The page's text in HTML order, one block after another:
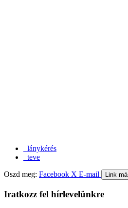
lánykérés
teve
Oszd meg: Facebook X E-mail Link
Iratkozz fel hírlevelünkre